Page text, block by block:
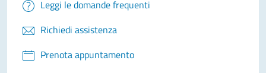
Leggi le domande frequenti
Richiedi assistenza
Prenota appuntamento